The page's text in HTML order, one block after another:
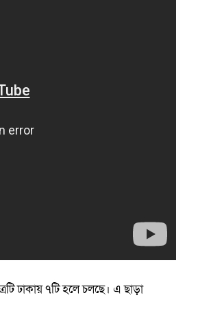
ঢাকায় ৭টি হলে চলছে। এ ছাড়া